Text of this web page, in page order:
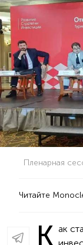
Пленарная
Читайте
К ак